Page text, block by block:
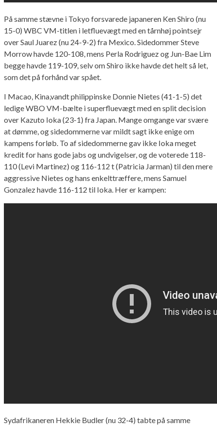
På samme stævne i Tokyo forsvarede japaneren Ken Shiro (nu
15-0) WBC VM-titlen i letfluevægt med en tårnhøj pointsejr
over Saul Juarez (nu 24-9-2) fra Mexico. Sidedommer Steve
Morrow havde 120-108, mens Perla Rodriguez og Jun-Bae Lim
begge havde 119-109, selv om Shiro ikke havde det helt så let,
som det på forhånd var spået.
I Macao, Kina,vandt philippinske Donnie Nietes (41-1-5) det
ledige WBO VM-bælte i superfluevægt med en split decision
over Kazuto Ioka (23-1) fra Japan. Mange omgange var svære
at dømme, og sidedommerne var mildt sagt ikke enige om
kampens forløb. To af sidedommerne gav ikke Ioka meget
kredit for hans gode jabs og undvigelser, og de voterede 118-
110 (Levi Martinez) og 116-112 t (Patricia Jarman) til den mere
aggressive Nietes og hans enkelttræffere, mens Samuel
Gonzalez havde 116-112 til Ioka. Her er kampen:
Sydafrikaneren Hekkie Budler (nu 32-4) tabte på samme